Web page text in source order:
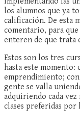
los alumnos que ya
calificación. De esta
comentario, para
enteren de que trata
Estos son los tres
hasta este
emprendimiento;
gente se valla
adquiriendo cada
clases preferidas por